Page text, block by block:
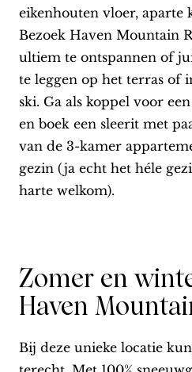
eikenhouten vloer, aparte
Bezoek Haven Mountain
ultiem te ontspannen of
te leggen op het terras of
ski. Ga als koppel voor
en boek een sleerit met
van de 3-kamer
gezin (ja echt het héle
harte welkom).
Zomer en
Haven
Bij deze unieke locatie